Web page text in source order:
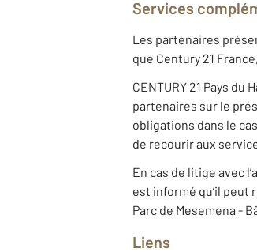
Services
Les partenaires
que Century 21
CENTURY 21 Pays
partenaires sur le
obligations dans le
de recourir aux
En cas de litige avec
est informé qu’il peut
Parc de Mesemena -
Liens